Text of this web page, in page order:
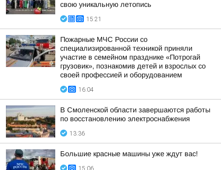
свою уникальную летопись
15:21
Пожарные МЧС России со
специализированной техникой приняли
участие в семейном празднике «Потрогай
грузовик», познакомив детей и взрослых со
своей профессией и оборудованием
16:04
В Смоленской области завершаются работы
по восстановлению электроснабжения
13:36
Большие красные машины уже ждут вас!
15:06